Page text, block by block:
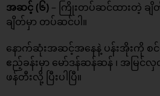
အဆင့် (၆) – ကြိုးတပ်ဆင်ထားတဲ့ ခ
ချိတ်မှာ တပ်ဆင်ပါ။
နောက်ဆုံးအဆင့်အနေနဲ့ ပန်းအိုးကို စင်
ဧည့်ခန်းမှာ မော်ဒန်ဆန်ဆန် ၊ အမြ
ဖန်တီးလို့ ပြီးပါပြီ။